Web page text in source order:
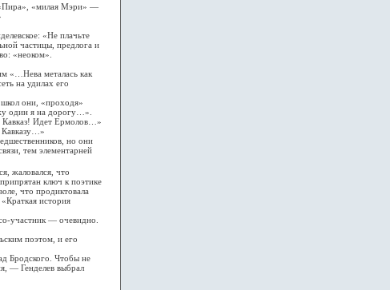
«милая Мэри» —
«Не плачьте
частицы, предлога и
«неоком».
«…Нева металась как
на удилах его
они, «проходя»
один я на дорогу…».
Кавказ! Идет Ермолов…»
Кавказу…»
но они
тем элементарней
жаловался, что
ключ к поэтике
что продиктовала
история
участник — очевидно.
поэтом, и его
Бродского. Чтобы не
— Генделев выбрал